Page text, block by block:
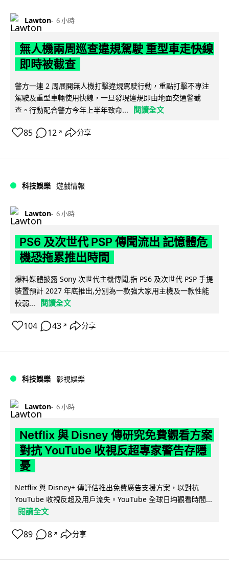
Lawton 6 小時
無人機兩周巡查違規駕駛 重型車走快線
即時被截查
警方一連 2 周展開無人機打擊違規駕駛行動，重點打擊不專注
駕駛及重型車輛使用快線，一旦發現違規即由地面交通警截
查。行動配合警方今年上半年致命...
閱讀全文
85 12 ↗ 分享
科技娛樂 遊戲情報
Lawton 6 小時
PS6 及次世代 PSP 傳聞流出 記憶體危
機恐拖累推出時間
爆料媒體披露 Sony 次世代主機傳聞,指 PS6 及次世代 PSP 手提
裝置預計 2027 年底推出,分別為一款強大家用主機及一款性能
較弱...
閱讀全文
104 43 ↗ 分享
科技娛樂 影視娛樂
Lawton 6 小時
Netflix 與 Disney 傳研究免費觀看方案
對抗 YouTube 收視反超專家警告存隱
憂
Netflix 與 Disney+ 傳評估推出免費廣告支援方案，以對抗
YouTube 收視反超及用戶流失。YouTube 全球日均觀看時間...
閱讀全文
89 8 ↗ 分享